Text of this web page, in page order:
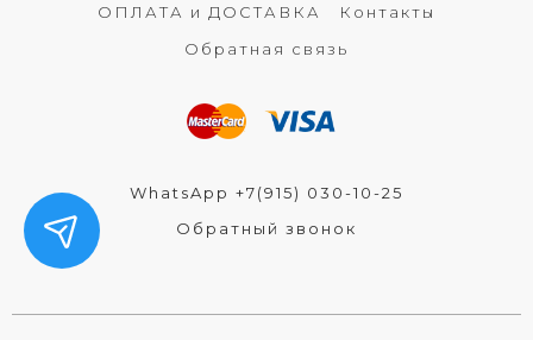
ОПЛАТА и ДОСТАВКА
Контакты
Обратная связь
WhatsApp +7(915) 030-10-25
Обратный звонок